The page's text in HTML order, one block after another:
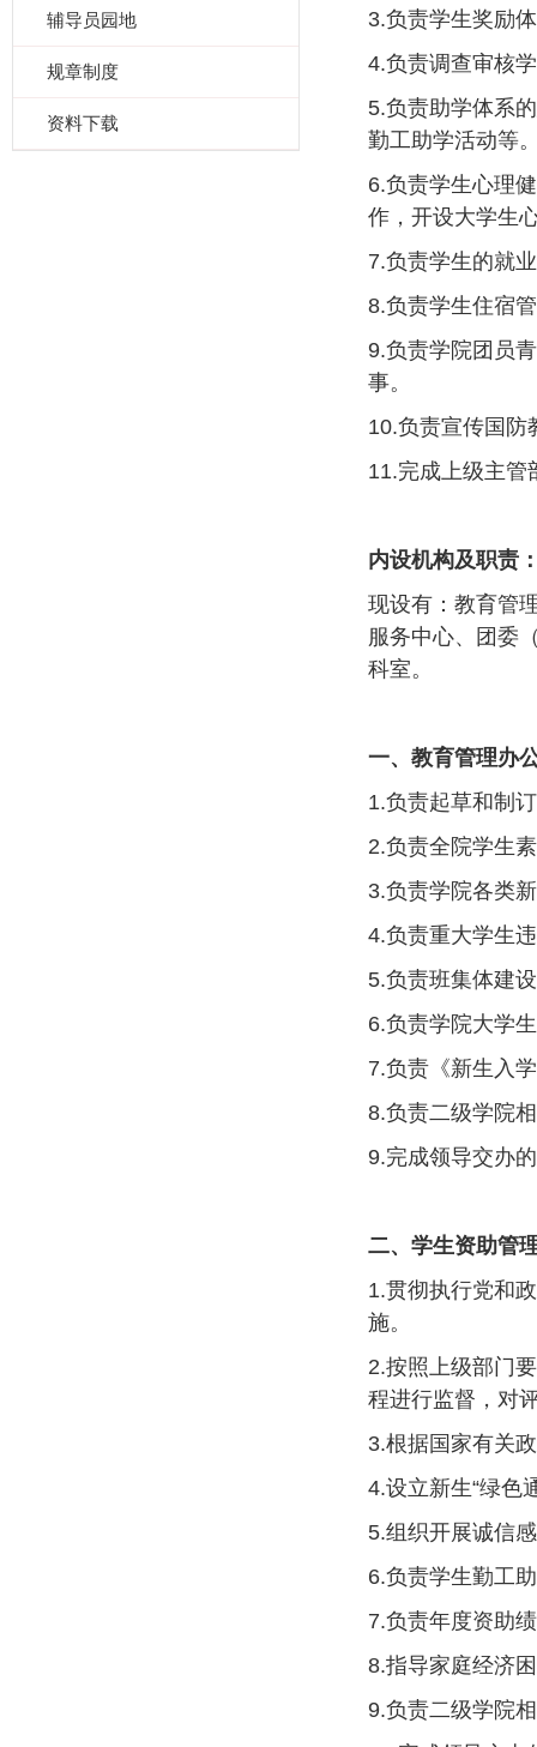
辅导员园地
规章制度
资料下载
3.负责学生奖励
4.负责调查审核
5.负责助学体系
勤工助学活动等
6.负责学生心理
作，开设大学生
7.负责学生的就
8.负责学生住宿
9.负责学院团员
事。
10.负责宣传国防
11.完成上级主管
内设机构及职责
现设有：教育管
服务中心、团委
科室。
一、教育管理办
1.负责起草和制
2.负责全院学生
3.负责学院各类
4.负责重大学生
5.负责班集体建
6.负责学院大学
7.负责《新生入
8.负责二级学院
9.完成领导交办
二、学生资助管
1.贯彻执行党和
施。
2.按照上级部门
程进行监督，对
3.根据国家有关
4.设立新生“绿色
5.组织开展诚信
6.负责学生勤工
7.负责年度资助
8.指导家庭经济
9.负责二级学院